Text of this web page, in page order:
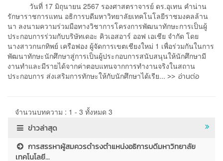
วันที่ 17 มิถุนายน 2567 รองศาสตราจารย์ ดร.อุเทน คำน่าน
รักษาราชการแทน อธิการบดีมหาวิทยาลัยเทคโนโลยีราชมงคลล้าน
นา ลงนามความร่วมมือทางวิชาการโครงการพัฒนาทักษะการเป็นผู้
ประกอบการร่วมกับบริษัทเดอะ คิวเอสอาร์ ออฟ เอเชีย จำกัด โดย
นางสาวกนกทิพย์ เครือฟอง ผู้จัดการเขตเชียงใหม่ 1 เพื่อร่วมกันในการ
พัฒนาทักษะนักศึกษาสู่การเป็นผู้ประกอบการสนับสนุนให้นักศึกษามี
งานทำและมีรายได้จากค่าตอบแทนจากการทำงานจริงในสถาน
ประกอบการ ส่งเสริมการทักษะให้กับนักศึกษาได้เรีย... >> อ่านต่อ
จำนวนบทความ : 1 - 3 ทั้งหมด 3
ข่าวล่าสุด
การสรรหาผู้สมควรดำรงตำแหน่งอธิการบดีมหาวิทยาลัย
เทคโนโลยี...